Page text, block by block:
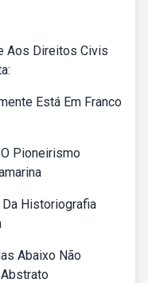
Aos Direitos Civis
Está Em Franco
Pioneirismo
Historiografia
Abaixo Não